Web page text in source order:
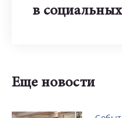
в
Еще новости